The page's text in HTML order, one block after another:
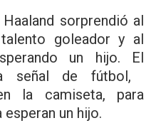
sorprendió al
goleador y al
un hijo. El
señal de fútbol,
la camiseta, para
esperan un hijo.